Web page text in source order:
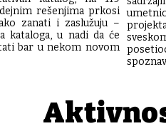
rešenjima prkosi
zanati i zaslužuju –
kataloga, u nadi da će
bar u nekom novom